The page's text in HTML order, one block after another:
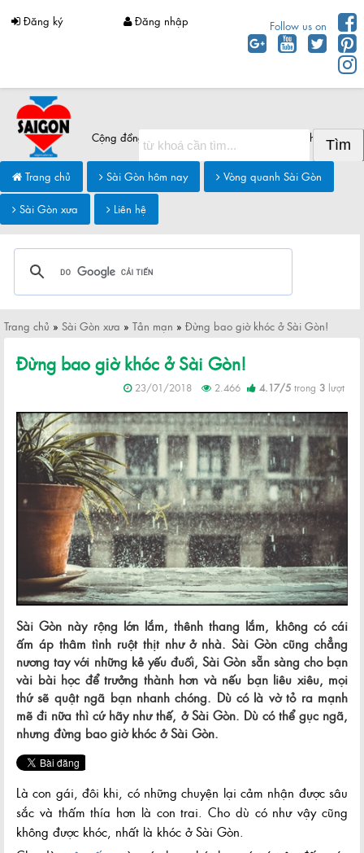
Đăng ký Đăng nhập Follow us on
Cộng đồng Sài Gòn chia sẻ thông tin Sài Gòn hôm nay
Trang chủ Sài Gòn hôm nay
Vòng quanh Sài Gòn
Sài Gòn xưa
Liên hệ
Trang chủ » Sài Gòn xưa » Tản mạn » Đừng bao giờ khóc ở Sài Gòn!
Đừng bao giờ khóc ở Sài Gòn!
23/01/2018 2.466 4.17/5 trong 3 lượt
Sài Gòn này rộng lớn lắm, thênh thang lắm, không có cái
ấm áp thâm tình ruột thịt như ở nhà. Sài Gòn cũng chẳng
nương tay với những kẻ yếu đuối, Sài Gòn sẵn sàng cho bạn
vài bài học để trưởng thành hơn và nếu bạn liêu xiêu, mọi
thứ sẽ quật ngã bạn nhanh chóng. Dù có là vờ tỏ ra mạnh
mẽ đi nữa thì cứ hãy như thế, ở Sài Gòn. Dù có thể gục ngã,
nhưng đừng bao giờ khóc ở Sài Gòn.
Là con gái, đôi khi, có những chuyện lại cảm nhận được sâu
sắc và thấm thía hơn là con trai. Cho dù có như vậy cũng
không được khóc, nhất là khóc ở Sài Gòn.